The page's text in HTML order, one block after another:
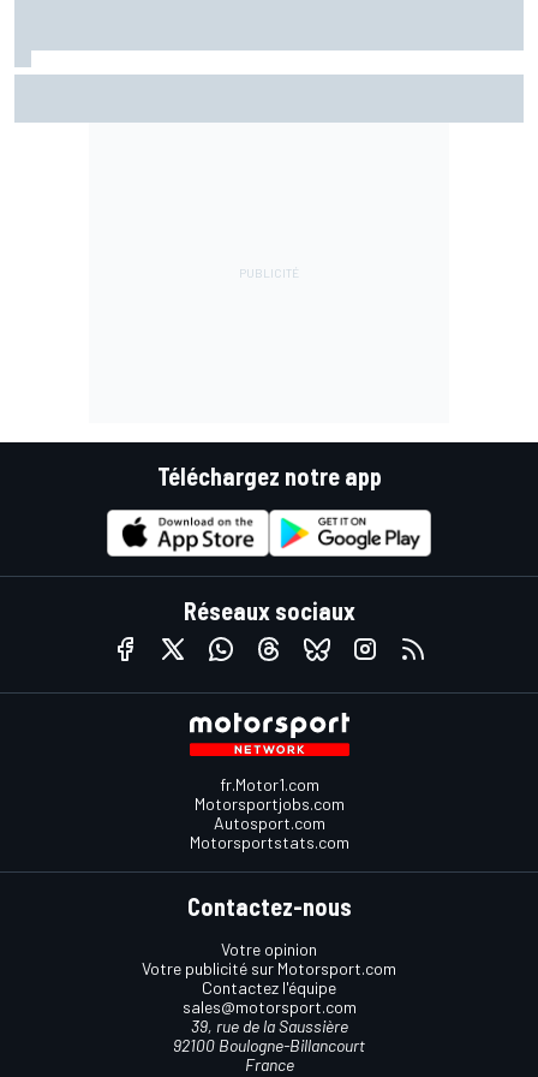
Téléchargez notre app
Réseaux sociaux
fr.Motor1.com
Motorsportjobs.com
Autosport.com
Motorsportstats.com
Contactez-nous
Votre opinion
Votre publicité sur Motorsport.com
Contactez l'équipe
sales@motorsport.com
39, rue de la Saussière
92100 Boulogne-Billancourt
France